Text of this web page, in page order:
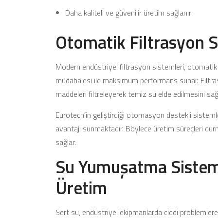
Daha kaliteli ve güvenilir üretim sağlanır
Otomatik Filtrasyon
Modern endüstriyel filtrasyon sistemleri,
müdahalesi ile maksimum performans sunar.
maddeleri filtreleyerek temiz su elde edilmesini
Eurotech’in geliştirdiği otomasyon destekli
avantajı sunmaktadır. Böylece üretim süreçleri
sağlar.
Su Yumuşatma
Üretim
Sert su, endüstriyel ekipmanlarda ciddi